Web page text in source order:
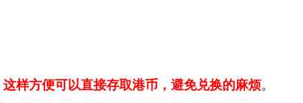
样方便可以直接存取港币，避免兑换的麻烦。